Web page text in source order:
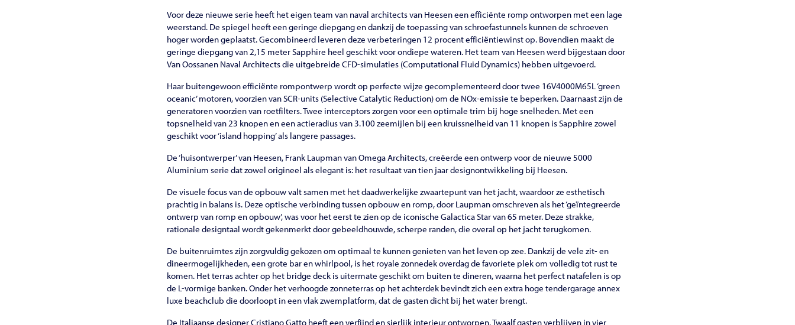
Voor deze nieuwe serie heeft het eigen team van naval architects van Heesen een efficiënte romp ontworpen met een lage
weerstand. De spiegel heeft een geringe diepgang en dankzij de toepassing van schroefastunnels kunnen de schroeven
hoger worden geplaatst. Gecombineerd leveren deze verbeteringen 12 procent efficiëntiewinst op. Bovendien maakt de
geringe diepgang van 2,15 meter Sapphire heel geschikt voor ondiepe wateren. Het team van Heesen werd bijgestaan door
Van Oossanen Naval Architects die uitgebreide CFD-simulaties (Computational Fluid Dynamics) hebben uitgevoerd.
Haar buitengewoon efficiënte rompontwerp wordt op perfecte wijze gecomplementeerd door twee 16V4000M65L ‘green
oceanic’ motoren, voorzien van SCR-units (Selective Catalytic Reduction) om de NOx-emissie te beperken. Daarnaast zijn de
generatoren voorzien van roetfilters. Twee interceptors zorgen voor een optimale trim bij hoge snelheden. Met een
topsnelheid van 23 knopen en een actieradius van 3.100 zeemijlen bij een kruissnelheid van 11 knopen is Sapphire zowel
geschikt voor ‘island hopping’ als langere passages.
De ‘huisontwerper’ van Heesen, Frank Laupman van Omega Architects, creëerde een ontwerp voor de nieuwe 5000
Aluminium serie dat zowel origineel als elegant is: het resultaat van tien jaar designontwikkeling bij Heesen.
De visuele focus van de opbouw valt samen met het daadwerkelijke zwaartepunt van het jacht, waardoor ze esthetisch
prachtig in balans is. Deze optische verbinding tussen opbouw en romp, door Laupman omschreven als het ‘geïntegreerde
ontwerp van romp en opbouw’, was voor het eerst te zien op de iconische Galactica Star van 65 meter. Deze strakke,
rationale designtaal wordt gekenmerkt door gebeeldhouwde, scherpe randen, die overal op het jacht terugkomen.
De buitenruimtes zijn zorgvuldig gekozen om optimaal te kunnen genieten van het leven op zee. Dankzij de vele zit- en
dineermogelijkheden, een grote bar en whirlpool, is het royale zonnedek overdag de favoriete plek om volledig tot rust te
komen. Het terras achter op het bridge deck is uitermate geschikt om buiten te dineren, waarna het perfect natafelen is op
de L-vormige banken. Onder het verhoogde zonneterras op het achterdek bevindt zich een extra hoge tendergarage annex
luxe beachclub die doorloopt in een vlak zwemplatform, dat de gasten dicht bij het water brengt.
De Italiaanse designer Cristiano Gatto heeft een verfijnd en sierlijk interieur ontworpen. Twaalf gasten verblijven in vier